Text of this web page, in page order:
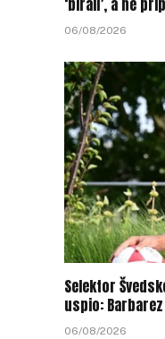
‘birali’, a ne
06/08/2026
Selektor
uspio:
06/08/2026